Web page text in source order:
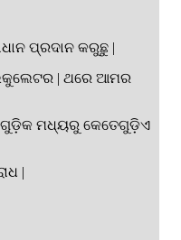
ପ୍ରଦାନ କରୁଛୁ |
| ଥରେ ଆମର
ମଧ୍ୟରୁ କେତେଗୁଡ଼ିଏ
|